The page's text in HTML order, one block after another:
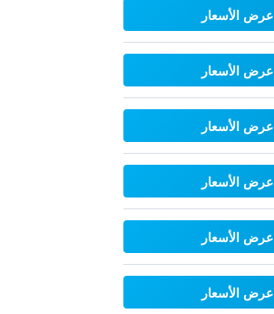
عرض الأسعار
عرض الأسعار
عرض الأسعار
عرض الأسعار
عرض الأسعار
عرض الأسعار